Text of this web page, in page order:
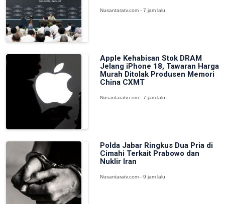
Nusantaratv.com - 7 jam lalu
Apple Kehabisan Stok DRAM
Jelang iPhone 18, Tawaran Harga
Murah Ditolak Produsen Memori
China CXMT
Nusantaratv.com - 7 jam lalu
Polda Jabar Ringkus Dua Pria di
Cimahi Terkait Prabowo dan
Nuklir Iran
Nusantaratv.com - 9 jam lalu